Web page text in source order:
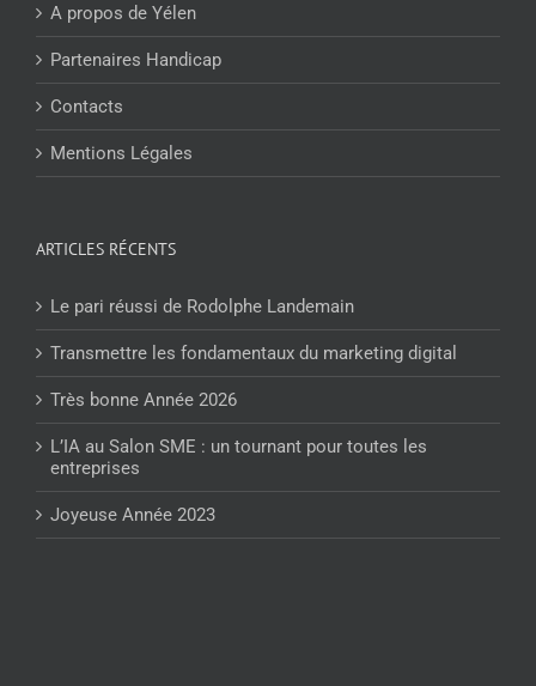
A propos de Yélen
Partenaires Handicap
Contacts
Mentions Légales
ARTICLES RÉCENTS
Le pari réussi de Rodolphe Landemain
Transmettre les fondamentaux du marketing digital
Très bonne Année 2026
L’IA au Salon SME : un tournant pour toutes les
entreprises
Joyeuse Année 2023